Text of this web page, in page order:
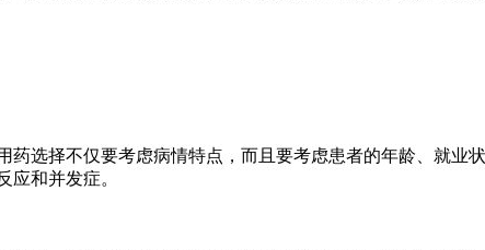
选择不仅要考虑病情特点，而且要考虑患者的年龄、就业
和并发症。